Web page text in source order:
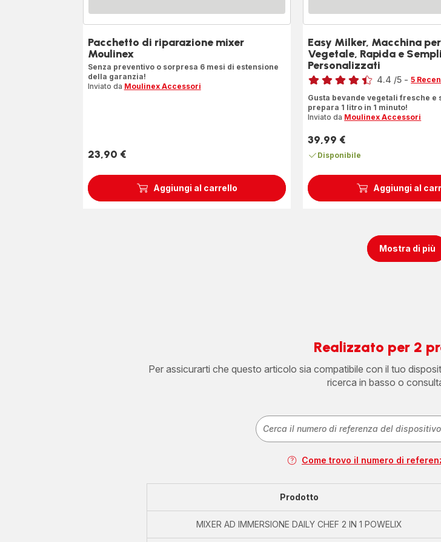
Aggiungi al carrello
Pacchetto di riparazione mixer
Moulinex
Senza preventivo o sorpresa 6 mesi di estensione
della garanzia!
Inviato da Moulinex Accessori
Prezzo
23,90 €
Aggiungi al
Easy Milker, Macchina
Vegetale, Rapida e
Personalizzati
Voto
4.4 /5 - 5
Gusta bevande vegetali fresche e
prepara 1 litro in 1 minuto!
Inviato da Moulinex Accessori
Prezzo
39,99 €
Disponibile
Mostra di più
Realizzato per 2
Per assicurarti che questo articolo sia compatibile con il tuo
ricerca in basso o
Come trovo il numero di
Prodotto
MIXER AD IMMERSIONE DAILY CHEF 2 IN 1 POWELIX